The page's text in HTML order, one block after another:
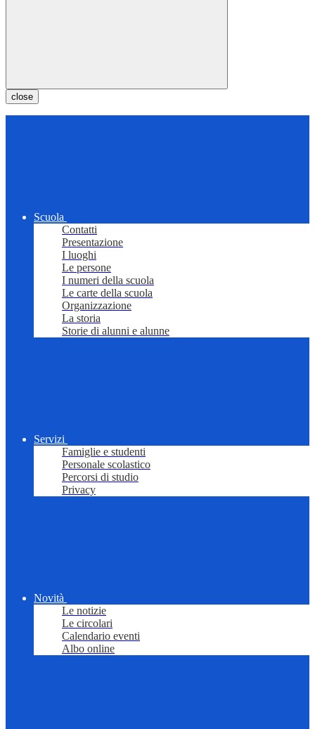
close
Scuola
Contatti
Presentazione
I luoghi
Le persone
I numeri della scuola
Le carte della scuola
Organizzazione
La storia
Storie di alunni e alunne
Servizi
Famiglie e studenti
Personale scolastico
Percorsi di studio
Privacy
Novità
Le notizie
Le circolari
Calendario eventi
Albo online